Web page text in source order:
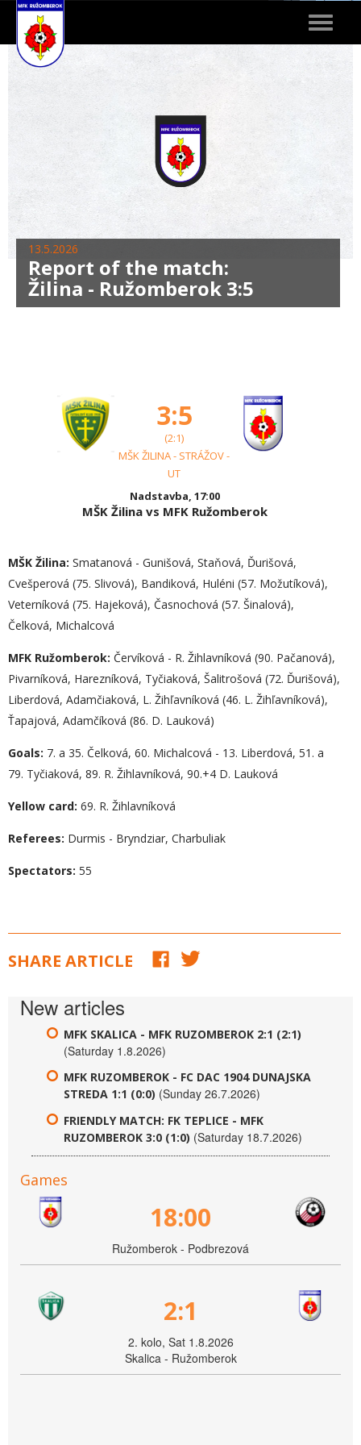
Toggle
13.5.2026
Report of the match:
Žilina - Ružomberok 3:5
3:5
(2:1)
MŠK ŽILINA - STRÁŽOV -
UT
Nadstavba, 17:00
MŠK Žilina vs MFK Ružomberok
MŠK Žilina: Smatanová - Gunišová, Staňová, Ďurišová,
Cvešperová (75. Slivová), Bandiková, Huléni (57. Možutíková),
Veterníková (75. Hajeková), Časnochová (57. Šinalová),
Čelková, Michalcová
MFK Ružomberok: Červíková - R. Žihlavníková (90. Pačanová),
Pivarníková, Harezníková, Tyčiaková, Šalitrošová (72. Ďurišová),
Liberdová, Adamčiaková, L. Žihľavníková (46. L. Žihľavníková),
Ťapajová, Adamčíková (86. D. Lauková)
Goals: 7. a 35. Čelková, 60. Michalcová - 13. Liberdová, 51. a
79. Tyčiaková, 89. R. Žihlavníková, 90.+4 D. Lauková
Yellow card: 69. R. Žihlavníková
Referees: Durmis - Bryndziar, Charbuliak
Spectators: 55
SHARE ARTICLE
New articles
MFK SKALICA - MFK RUZOMBEROK 2:1 (2:1)
(Saturday 1.8.2026)
MFK RUZOMBEROK - FC DAC 1904 DUNAJSKA
STREDA 1:1 (0:0) (Sunday 26.7.2026)
FRIENDLY MATCH: FK TEPLICE - MFK
RUZOMBEROK 3:0 (1:0) (Saturday 18.7.2026)
Games
18:00
Ružomberok - Podbrezová
2:1
2. kolo, Sat 1.8.2026
Skalica - Ružomberok